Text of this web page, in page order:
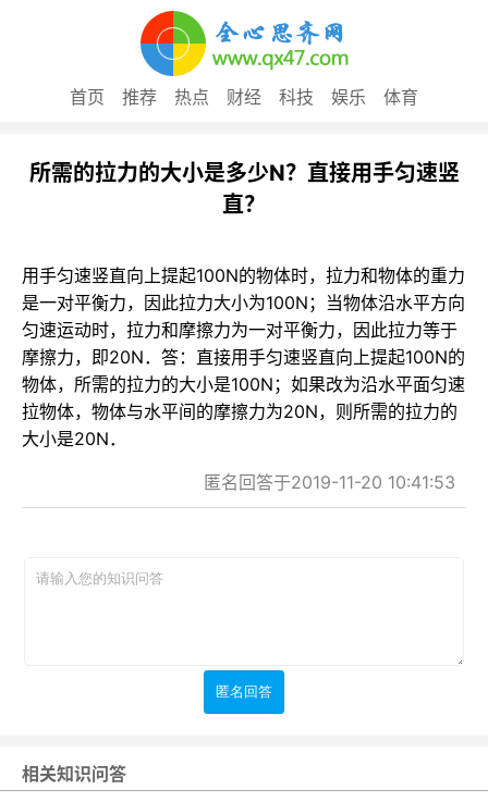
首页 推荐 热点 财经 科技 娱乐 体育
所需的拉力的大小是多少N？直接用手匀速竖
直？
用手匀速竖直向上提起100N的物体时，拉力和物体的重力
是一对平衡力，因此拉力大小为100N；当物体沿水平方向
匀速运动时，拉力和摩擦力为一对平衡力，因此拉力等于
摩擦力，即20N．答：直接用手匀速竖直向上提起100N的
物体，所需的拉力的大小是100N；如果改为沿水平面匀速
拉物体，物体与水平间的摩擦力为20N，则所需的拉力的
大小是20N．
匿名回答于2019-11-20 10:41:53
相关知识问答